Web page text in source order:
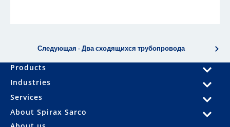
Следующая - Два сходящихся трубопровода
Products
Industries
Services
About Spirax Sarco